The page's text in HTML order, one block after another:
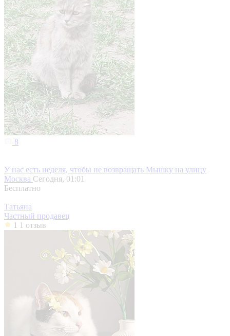
8
У нас есть неделя, чтобы не возвращать Мышку на улицу
Москва Сегодня, 01:01
Бесплатно
Татьяна
Частный продавец
1 1 отзыв